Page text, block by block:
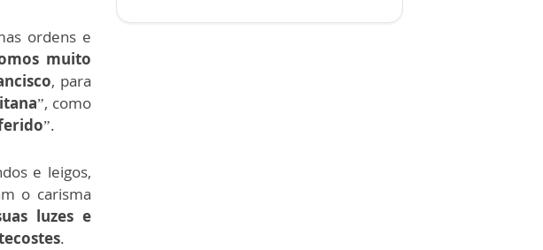
ordens e
muito
, para
”, como
”.
e leigos,
o carisma
luzes e
.